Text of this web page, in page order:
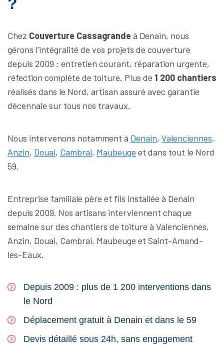
?
Chez Couverture Cassagrande à Denain, nous
gérons l'intégralité de vos projets de couverture
depuis 2009 : entretien courant, réparation urgente,
réfection complète de toiture. Plus de 1 200 chantiers
réalisés dans le Nord, artisan assuré avec garantie
décennale sur tous nos travaux.
Nous intervenons notamment à Denain, Valenciennes,
Anzin, Douai, Cambrai, Maubeuge et dans tout le Nord
59.
Entreprise familiale père et fils installée à Denain
depuis 2009. Nos artisans interviennent chaque
semaine sur des chantiers de toiture à Valenciennes,
Anzin, Douai, Cambrai, Maubeuge et Saint-Amand-
les-Eaux.
Depuis 2009 : plus de 1 200 interventions dans
le Nord
Déplacement gratuit à Denain et dans le 59
Devis détaillé sous 24h, sans engagement